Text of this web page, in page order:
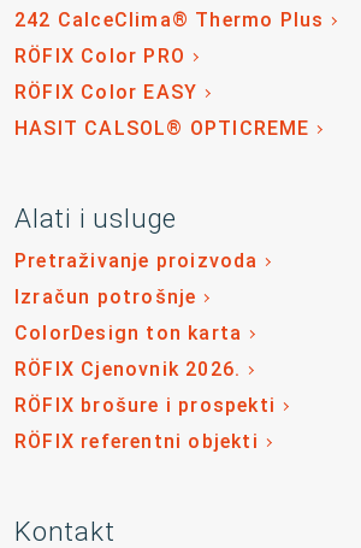
242 CalceClima® Thermo Plus
RÖFIX Color PRO
RÖFIX Color EASY
HASIT CALSOL® OPTICREME
Alati i usluge
Pretraživanje proizvoda
Izračun potrošnje
ColorDesign ton karta
RÖFIX Cjenovnik 2026.
RÖFIX brošure i prospekti
RÖFIX referentni objekti
Kontakt